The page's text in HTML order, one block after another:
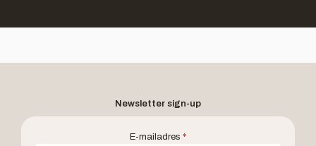
Newsletter sign-up
E-mailadres *